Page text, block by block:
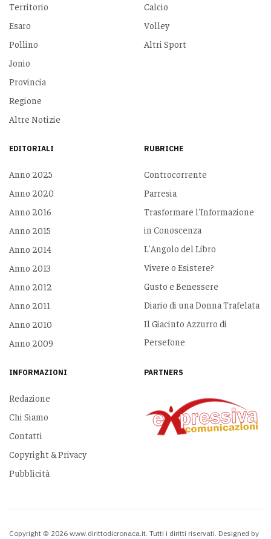
Territorio
Esaro
Pollino
Jonio
Provincia
Regione
Altre Notizie
Calcio
Volley
Altri Sport
EDITORIALI
Anno 2025
Anno 2020
Anno 2016
Anno 2015
Anno 2014
Anno 2013
Anno 2012
Anno 2011
Anno 2010
Anno 2009
RUBRICHE
Controcorrente
Parresia
Trasformare l'Informazione
in Conoscenza
L'Angolo del Libro
Vivere o Esistere?
Gusto e Benessere
Diario di una Donna Trafelata
Il Giacinto Azzurro di
Persefone
INFORMAZIONI
Redazione
Chi Siamo
Contatti
Copyright & Privacy
Pubblicità
PARTNERS
Copyright © 2026 www.dirittodicronaca.it. Tutti i diritti riservati. Designed by